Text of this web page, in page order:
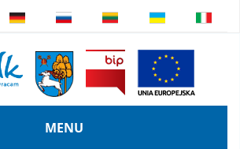
MENU